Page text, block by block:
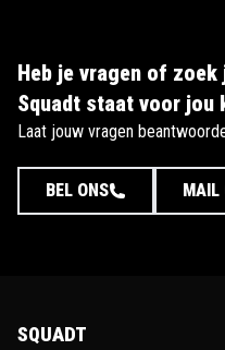
Heb je vragen of zoek
Squadt staat voor jou
Laat jouw vragen
BEL ONS MAIL
SQUADT